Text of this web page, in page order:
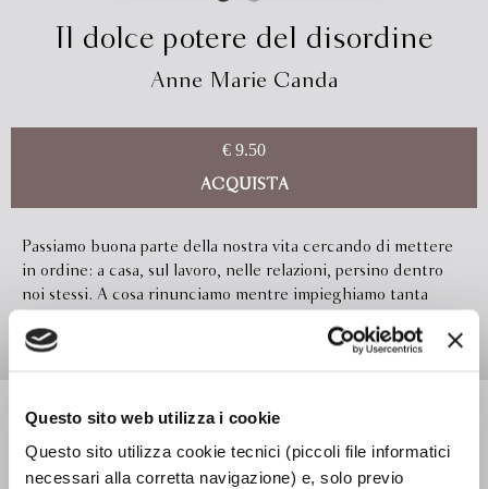
Questo sito web utilizza i cookie
Questo sito utilizza cookie tecnici (piccoli file informatici
necessari alla corretta navigazione) e, solo previo
Il dolce potere del disordine
Anne Marie Canda
€ 9.50
ACQUISTA
Passiamo buona parte della nostra vita cercando di mettere
in ordine: a casa, sul lavoro, nelle relazioni, persino dentro
noi stessi. A cosa rinunciamo mentre impieghiamo tanta
passa accanto? E se scoprissimo troppo tardi che la vera
vedere quanti limiti imponiamo a noi stessi e quanto tempo
improntata all’ordine. Dopo il successo di Il magico potere